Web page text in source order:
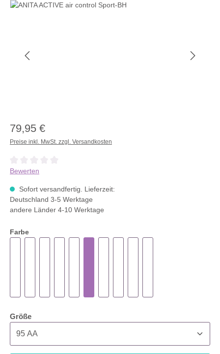
Bildergalerie überspringen
79,95 €
Preise inkl. MwSt. zzgl. Versandkosten
Durchschnittliche Bewertung von 0 von 5 Sternen
Bewerten
Sofort versandfertig. Lieferzeit:
Deutschland 3-5 Werktage
andere Länder 4-10 Werktage
Farbe
Größeauswählen